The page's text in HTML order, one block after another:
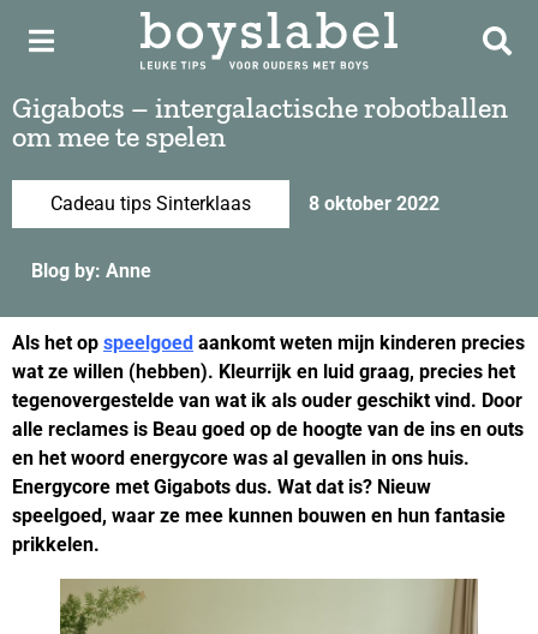
Gigabots – intergalactische robotballen
om mee te spelen
Cadeau tips Sinterklaas 8 oktober 2022
Blog by: Anne
Als het op speelgoed aankomt weten mijn kinderen precies
wat ze willen (hebben). Kleurrijk en luid graag, precies het
tegenovergestelde van wat ik als ouder geschikt vind. Door
alle reclames is Beau goed op de hoogte van de ins en outs
en het woord energycore was al gevallen in ons huis.
Energycore met Gigabots dus. Wat dat is? Nieuw
speelgoed, waar ze mee kunnen bouwen en hun fantasie
prikkelen.